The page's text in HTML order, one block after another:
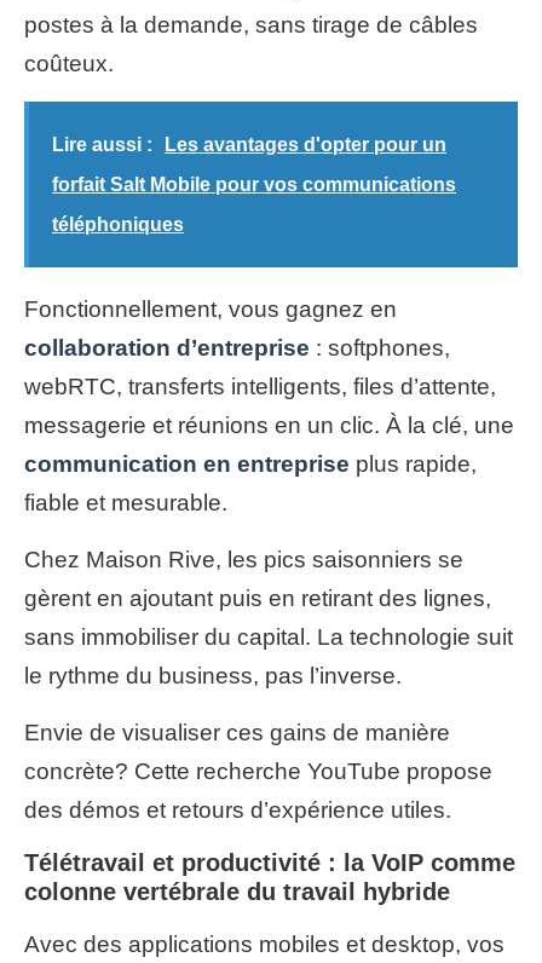
postes à la demande, sans tirage de câbles
coûteux.
Lire aussi :
Les avantages d'opter pour un
forfait Salt Mobile pour vos communications
téléphoniques
Fonctionnellement, vous gagnez en
collaboration d’entreprise : softphones,
webRTC, transferts intelligents, files d’attente,
messagerie et réunions en un clic. À la clé, une
communication en entreprise plus rapide,
fiable et mesurable.
Chez Maison Rive, les pics saisonniers se
gèrent en ajoutant puis en retirant des lignes,
sans immobiliser du capital. La technologie suit
le rythme du business, pas l’inverse.
Envie de visualiser ces gains de manière
concrète? Cette recherche YouTube propose
des démos et retours d’expérience utiles.
Télétravail et productivité : la VoIP comme
colonne vertébrale du travail hybride
Avec des applications mobiles et desktop, vos